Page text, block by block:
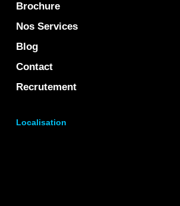
Brochure
Nos Services
Blog
Contact
Recrutement
Localisation